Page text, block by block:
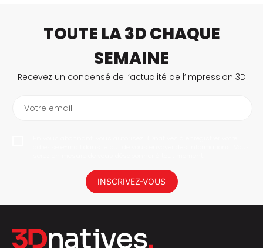
TOUTE LA 3D CHAQUE
SEMAINE
Recevez un condensé de l’actualité de l’impression 3D
Votre email
INSCRIVEZ-VOUS